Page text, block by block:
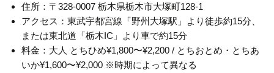
住所：〒328-0007 栃木県栃木市大塚町128-1
アクセス：東武宇都宮線「野州大塚駅」より徒歩約15分、
または東北道「栃木IC」より車で約15分
料金：大人 とちひめ¥1,800〜¥2,200 / とちおとめ・とちあ
いか¥1,600〜¥2,000 ※時期によって異なる